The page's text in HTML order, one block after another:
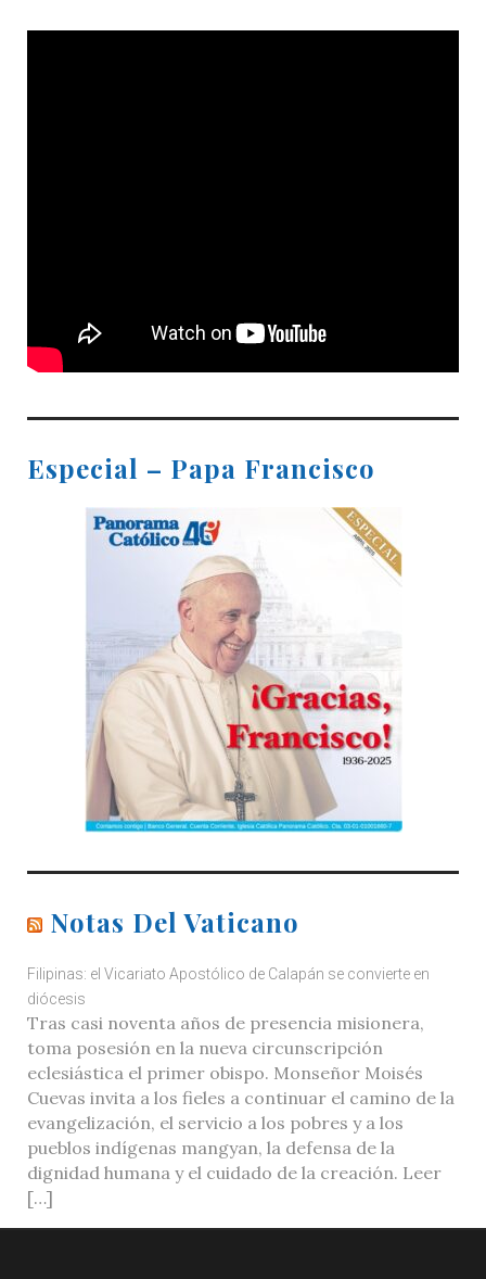
Especial – Papa Francisco
Notas Del Vaticano
Filipinas: el Vicariato Apostólico de Calapán se convierte en
diócesis
Tras casi noventa años de presencia misionera,
toma posesión en la nueva circunscripción
eclesiástica el primer obispo. Monseñor Moisés
Cuevas invita a los fieles a continuar el camino de la
evangelización, el servicio a los pobres y a los
pueblos indígenas mangyan, la defensa de la
dignidad humana y el cuidado de la creación. Leer
[…]